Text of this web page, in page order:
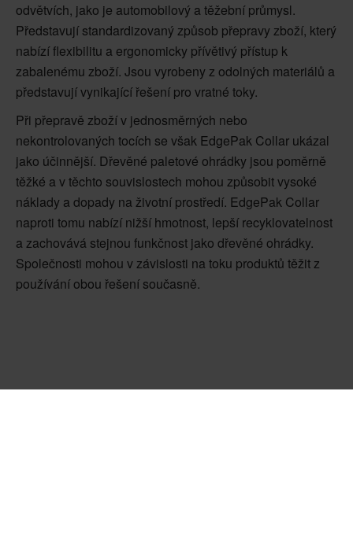
odvětvích, jako je automobilový a těžební průmysl.
Představují standardizovaný způsob přepravy zboží, který
nabízí flexibilitu a ergonomicky přívětivý přístup k
zabalenému zboží. Jsou vyrobeny z odolných materiálů a
představují vynikající řešení pro vratné toky.
Při přepravě zboží v jednosměrných nebo
nekontrolovaných tocích se však EdgePak Collar ukázal
jako účinnější. Dřevěné paletové ohrádky jsou poměrně
těžké a v těchto souvislostech mohou způsobit vysoké
náklady a dopady na životní prostředí. EdgePak Collar
naproti tomu nabízí nižší hmotnost, lepší recyklovatelnost
a zachovává stejnou funkčnost jako dřevěné ohrádky.
Společnosti mohou v závislosti na toku produktů těžit z
používání obou řešení současně.